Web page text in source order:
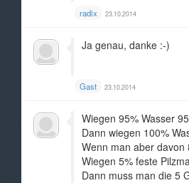
radix 23.10.2014
Ja genau, danke :-)
Gast 23.10.2014
Wiegen 95% Wasser
Dann wiegen 100%
Wenn man aber davon
Wiegen 5% feste
Dann muss man die 5